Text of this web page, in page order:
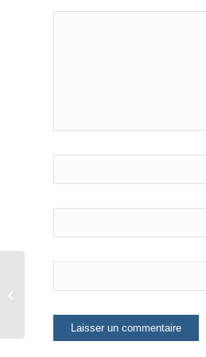
FORMATIVE SUR LES
D’UN BILLET...